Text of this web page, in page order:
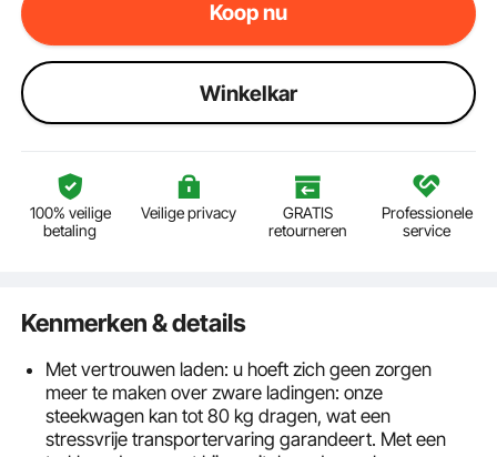
Koop nu
Winkelkar
100% veilige
betaling
Veilige privacy
GRATIS
retourneren
Professionele
service
Kenmerken & details
Met vertrouwen laden: u hoeft zich geen zorgen
meer te maken over zware ladingen: onze
steekwagen kan tot 80 kg dragen, wat een
stressvrije transportervaring garandeert. Met een